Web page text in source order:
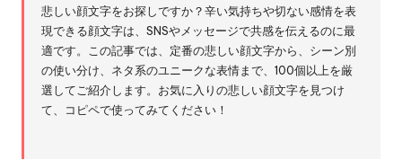
悲しい顔文字をお探しですか？辛い気持ちや切ない感情を表
現できる顔文字は、SNSやメッセージで共感を伝えるのに最
適です。この記事では、定番の悲しい顔文字から、シーン別
の使い分け、ネタ系のユニークな表情まで、100個以上を厳
選してご紹介します。お気に入りの悲しい顔文字を見つけ
て、コピペで使ってみてください！